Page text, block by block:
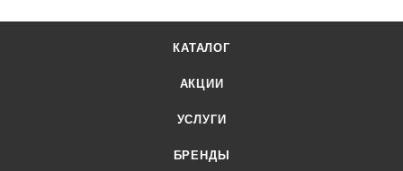
КАТАЛОГ
АКЦИИ
УСЛУГИ
БРЕНДЫ